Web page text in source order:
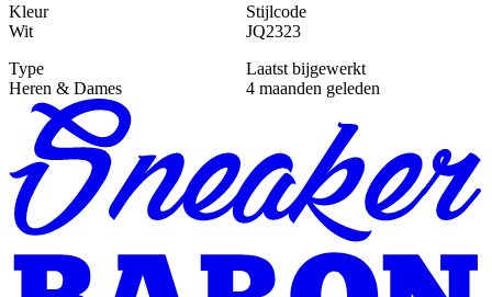
Kleur
Wit
Stijlcode
JQ2323
Type
Heren & Dames
Laatst bijgewerkt
4 maanden geleden